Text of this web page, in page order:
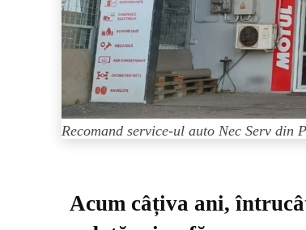
Recomand service-ul auto Nec Serv din
Acum câțiva ani,